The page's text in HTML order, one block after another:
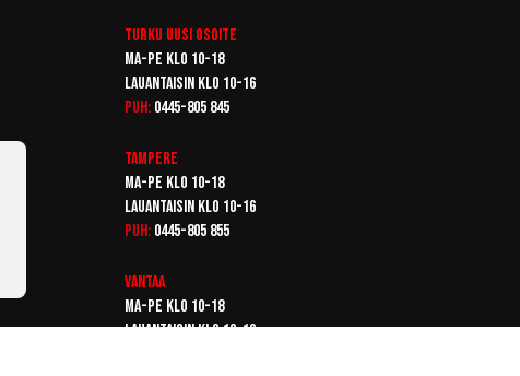
Turku Uusi osoite
Ma-pe klo 10-18
Lauantaisin klo 10-16
Puh: 0445-805 845
Tampere
Ma-pe klo 10-18
Lauantaisin klo 10-16
Puh: 0445-805 855
Vantaa
Ma-pe klo 10-18
Lauantaisin klo 10-16